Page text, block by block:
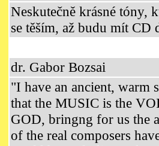
Neskutečně krásné tóny,
se těším, až budu mít CD
dr. Gabor Bozsai
"I have an ancient, warm
that the MUSIC is the
GOD, bringng for us the
of the real composers